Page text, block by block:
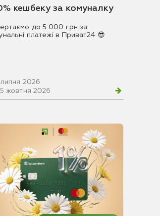
кешбеку за комуналку
до 5 000 грн за
платежі в Приват24 😎
липня 2026
жовтня 2026